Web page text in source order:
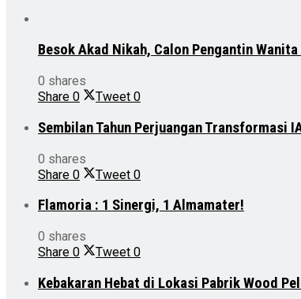
Besok Akad Nikah, Calon Pengantin
0 shares
Share 0 Tweet 0
Sembilan Tahun Perjuangan Transformasi
0 shares
Share 0 Tweet 0
Flamoria : 1 Sinergi, 1 Almamater!
0 shares
Share 0 Tweet 0
Kebakaran Hebat di Lokasi Pabrik Wood